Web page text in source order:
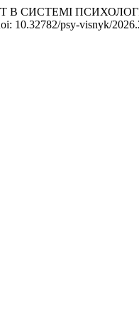
В СИСТЕМІ
10.32782/psy-visnyk/